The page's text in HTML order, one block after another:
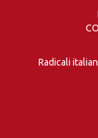
Radicali